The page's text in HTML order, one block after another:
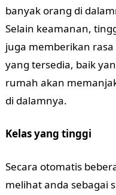
banyak orang di
Selain keamanan,
juga memberikan
yang tersedia, baik
rumah akan
di dalamnya.
Kelas yang tinggi
Secara otomatis
melihat anda sebagai